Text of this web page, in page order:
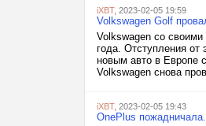
iXBT, 2023-02-05 19:59
Volkswagen Golf
Volkswagen со
года. Отступления от
новым авто в Европе
Volkswagen снова
iXBT, 2023-02-05 19:43
OnePlus